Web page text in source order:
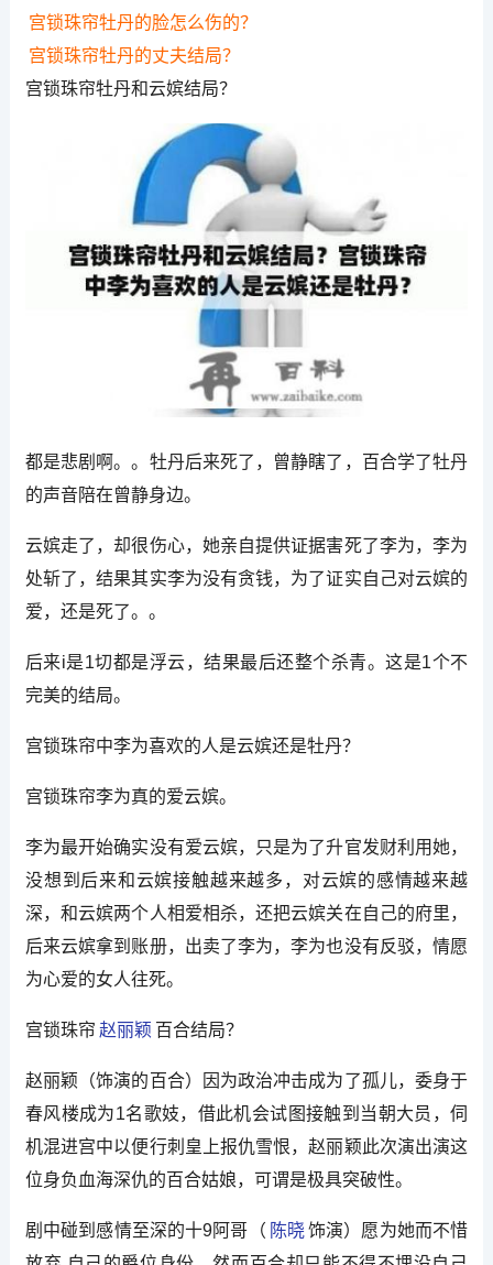
宫锁珠帘牡丹的脸怎么伤的？
宫锁珠帘牡丹的丈夫结局？
宫锁珠帘牡丹和云嫔结局？
都是悲剧啊。。牡丹后来死了，曾静瞎了，百合学了牡丹
的声音陪在曾静身边。
云嫔走了，却很伤心，她亲自提供证据害死了李为，李为
处斩了，结果其实李为没有贪钱，为了证实自己对云嫔的
爱，还是死了。。
后来i是1切都是浮云，结果最后还整个杀青。这是1个不
完美的结局。
宫锁珠帘中李为喜欢的人是云嫔还是牡丹？
宫锁珠帘李为真的爱云嫔。
李为最开始确实没有爱云嫔，只是为了升官发财利用她，
没想到后来和云嫔接触越来越多，对云嫔的感情越来越
深，和云嫔两个人相爱相杀，还把云嫔关在自己的府里，
后来云嫔拿到账册，出卖了李为，李为也没有反驳，情愿
为心爱的女人往死。
宫锁珠帘 赵丽颖 百合结局？
赵丽颖（饰演的百合）因为政治冲击成为了孤儿，委身于
春风楼成为1名歌妓，借此机会试图接触到当朝大员，伺
机混进宫中以便行刺皇上报仇雪恨，赵丽颖此次演出演这
位身负血海深仇的百合姑娘，可谓是极具突破性。
剧中碰到感情至深的十9阿哥（ 陈晓饰演）愿为她而不惜